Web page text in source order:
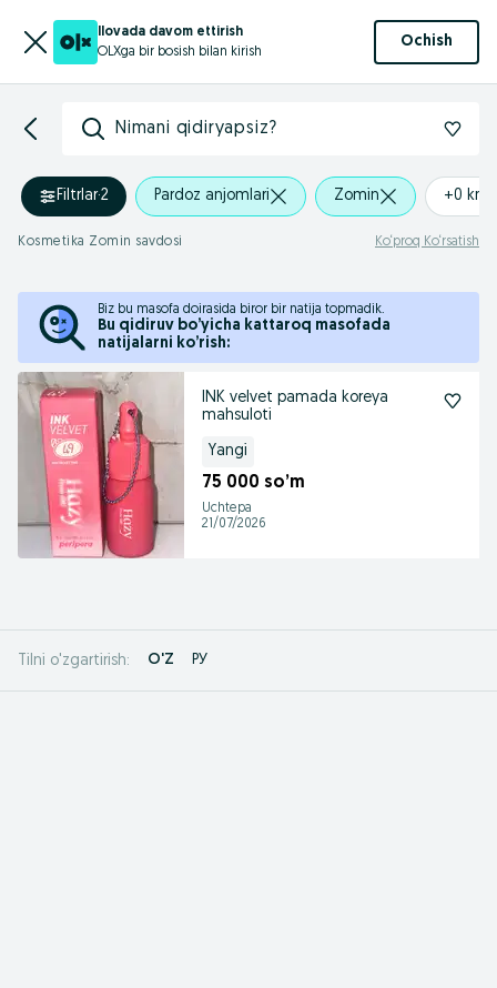
Ilovada davom ettirish
OLXga bir bosish bilan kirish
Ochish
Nimani qidiryapsiz?
Filtrlar·2 Pardoz anjomlari Zomin +0 km
Kosmetika Zomin savdosi Ko‘proq Ko‘rsatish
Biz bu masofa doirasida biror bir natija topmadik.
Bu qidiruv bo’yicha kattaroq masofada
natijalarni ko’rish:
INK velvet pamada koreya
mahsuloti
Yangi
75 000 so’m
Uchtepa
21/07/2026
Tilni o'zgartirish: O'Z РУ